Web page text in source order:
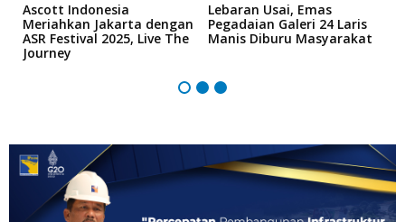
Ascott Indonesia
Meriahkan Jakarta dengan
ASR Festival 2025, Live The
Journey
Lebaran Usai, Emas
Pegadaian Galeri 24 Laris
Manis Diburu Masyarakat